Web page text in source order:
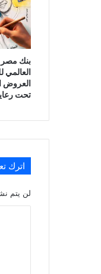
بنك مصر
العالمي
العروض
تحت
اترك
لن يتم